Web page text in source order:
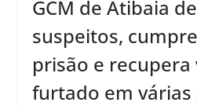
GCM de Atibaia
suspeitos,
prisão e recupera
furtado em várias